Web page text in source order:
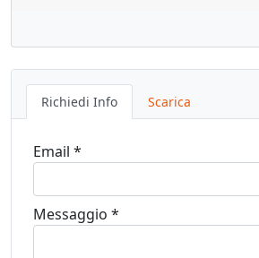
Richiedi Info Scarica
Email *
Messaggio *